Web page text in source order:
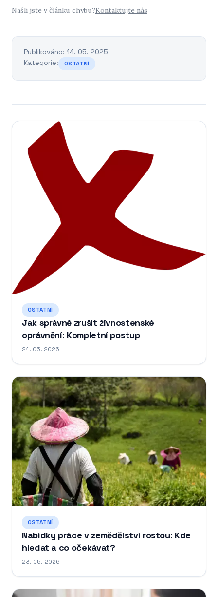
Našli jste v článku chybu?Kontaktujte nás
Publikováno: 14. 05. 2025
Kategorie:
OSTATNÍ
OSTATNÍ
Jak správně zrušit živnostenské
oprávnění: Kompletní postup
24. 05. 2026
OSTATNÍ
Nabídky práce v zemědělství rostou: Kde
hledat a co očekávat?
23. 05. 2026